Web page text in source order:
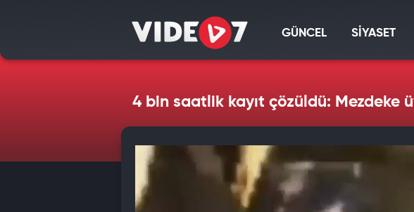
GÜNCEL SİYASET
4 bin saatlik kayıt çözüldü: Mezdeke